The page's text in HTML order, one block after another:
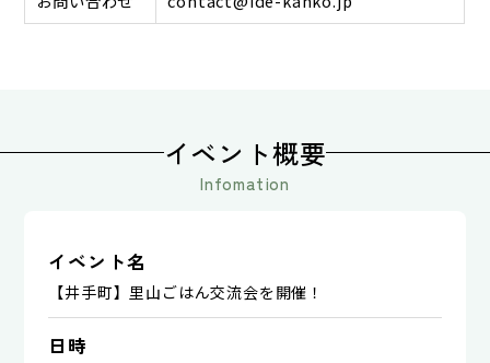
イベント概要
Infomation
イベント名
【井手町】里山ごはん交流会を開催！
日時